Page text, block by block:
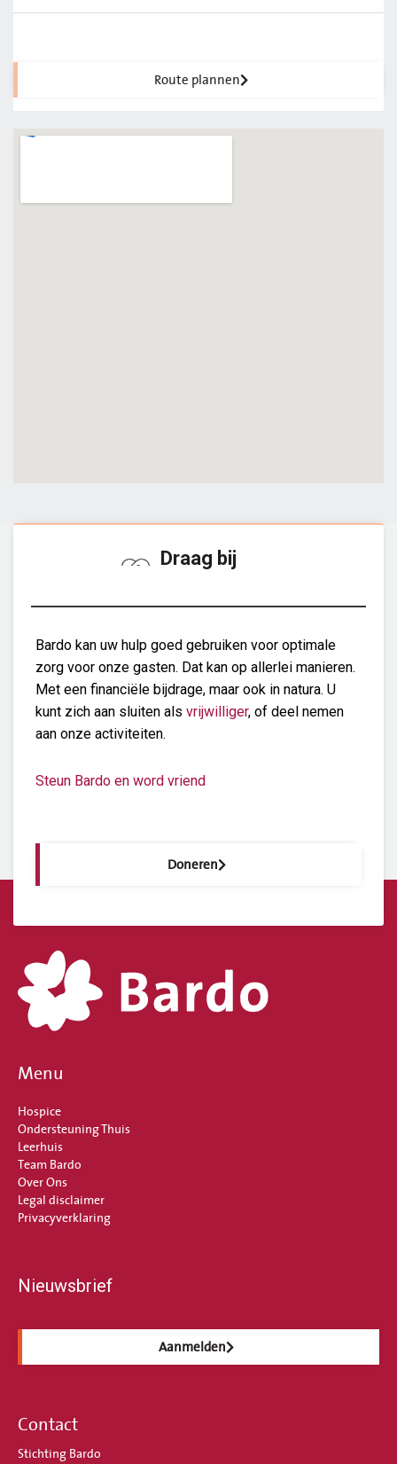
Route plannen
Draag bij
Bardo kan uw hulp goed gebruiken voor optimale
zorg voor onze gasten. Dat kan op allerlei manieren.
Met een financiële bijdrage, maar ook in natura. U
kunt zich aan sluiten als vrijwilliger, of deel nemen
aan onze activiteiten.
Steun Bardo en word vriend
Doneren
Menu
Hospice
Ondersteuning Thuis
Leerhuis
Team Bardo
Over Ons
Legal disclaimer
Privacyverklaring
Nieuwsbrief
Aanmelden
Contact
Stichting Bardo